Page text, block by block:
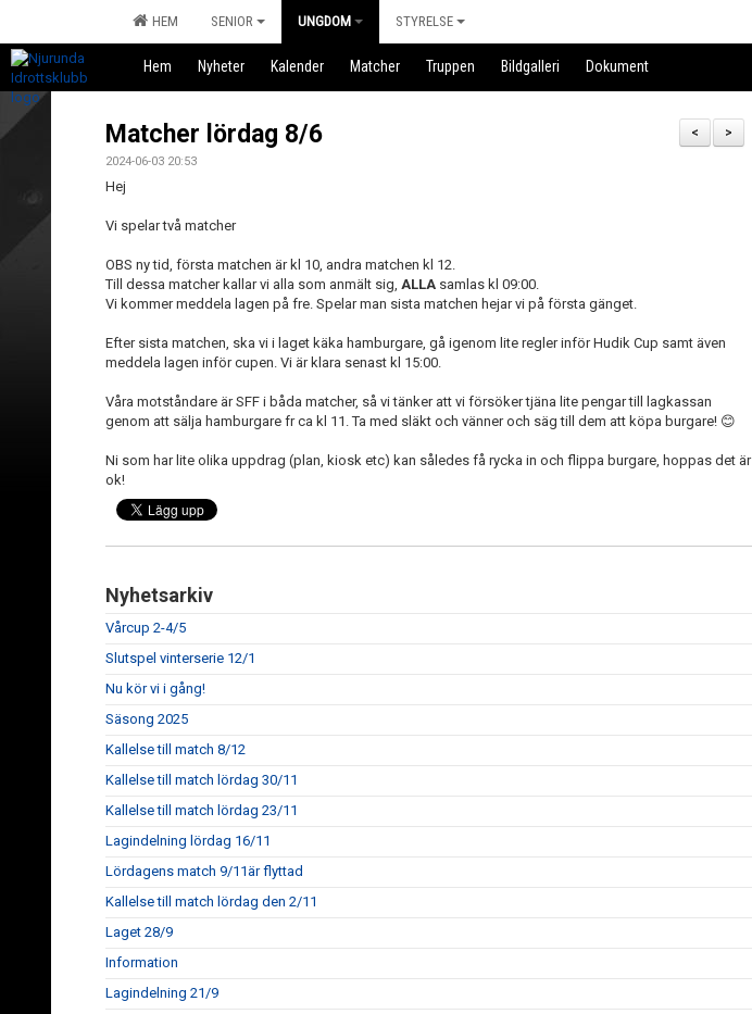
HEM SENIOR UNGDOM STYRELSE
Hem Nyheter Kalender Matcher Truppen Bildgalleri Dokument
>
<
Matcher lördag 8/6
2024-06-03 20:53
Hej
Vi spelar två matcher
OBS ny tid, första matchen är kl 10, andra matchen kl 12.
Till dessa matcher kallar vi alla som anmält sig, ALLA samlas kl 09:00.
Vi kommer meddela lagen på fre. Spelar man sista matchen hejar vi på första gänget.
Efter sista matchen, ska vi i laget käka hamburgare, gå igenom lite regler inför Hudik Cup samt även
meddela lagen inför cupen. Vi är klara senast kl 15:00.
Våra motståndare är SFF i båda matcher, så vi tänker att vi försöker tjäna lite pengar till lagkassan
genom att sälja hamburgare fr ca kl 11. Ta med släkt och vänner och säg till dem att köpa burgare! 😊
Ni som har lite olika uppdrag (plan, kiosk etc) kan således få rycka in och flippa burgare, hoppas det är
ok!
Nyhetsarkiv
Vårcup 2-4/5
Slutspel vinterserie 12/1
Nu kör vi i gång!
Säsong 2025
Kallelse till match 8/12
Kallelse till match lördag 30/11
Kallelse till match lördag 23/11
Lagindelning lördag 16/11
Lördagens match 9/11är flyttad
Kallelse till match lördag den 2/11
Laget 28/9
Information
Lagindelning 21/9